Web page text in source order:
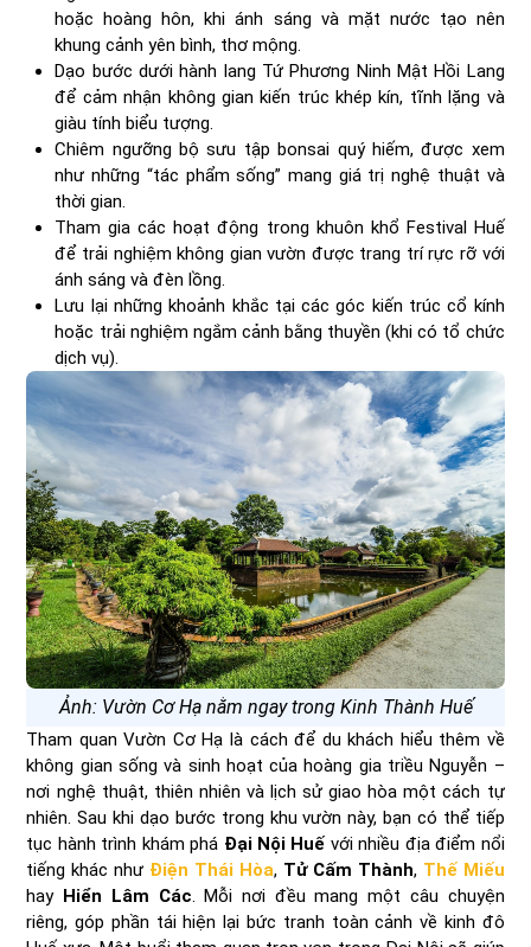
hoặc hoàng hôn, khi ánh sáng và mặt nước tạo nên
khung cảnh yên bình, thơ mộng.
Dạo bước dưới hành lang Tứ Phương Ninh Mật Hồi Lang
để cảm nhận không gian kiến trúc khép kín, tĩnh lặng và
giàu tính biểu tượng.
Chiêm ngưỡng bộ sưu tập bonsai quý hiếm, được xem
như những “tác phẩm sống” mang giá trị nghệ thuật và
thời gian.
Tham gia các hoạt động trong khuôn khổ Festival Huế
để trải nghiệm không gian vườn được trang trí rực rỡ với
ánh sáng và đèn lồng.
Lưu lại những khoảnh khắc tại các góc kiến trúc cổ kính
hoặc trải nghiệm ngắm cảnh bằng thuyền (khi có tổ chức
dịch vụ).
Ảnh: Vườn Cơ Hạ nằm ngay trong Kinh Thành Huế
Tham quan Vườn Cơ Hạ là cách để du khách hiểu thêm về
không gian sống và sinh hoạt của hoàng gia triều Nguyễn –
nơi nghệ thuật, thiên nhiên và lịch sử giao hòa một cách tự
nhiên. Sau khi dạo bước trong khu vườn này, bạn có thể tiếp
tục hành trình khám phá Đại Nội Huế với nhiều địa điểm nổi
tiếng khác như Điện Thái Hòa, Tử Cấm Thành, Thế Miếu
hay Hiển Lâm Các. Mỗi nơi đều mang một câu chuyện
riêng, góp phần tái hiện lại bức tranh toàn cảnh về kinh đô